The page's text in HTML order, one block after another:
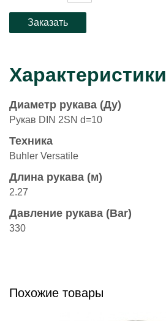
Характеристики
Диаметр рукава (Ду)
Рукав DIN 2SN d=10
Техника
Buhler Versatile
Длина рукава (м)
2.27
Давление рукава (Bar)
330
Похожие товары